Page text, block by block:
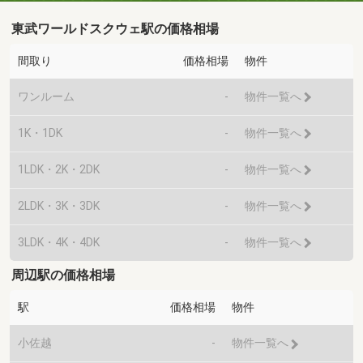
東武ワールドスクウェ駅の価格相場
間取り 価格相場 物件
ワンルーム - 物件一覧へ
1K・1DK - 物件一覧へ
1LDK・2K・2DK - 物件一覧へ
2LDK・3K・3DK - 物件一覧へ
3LDK・4K・4DK - 物件一覧へ
周辺駅の価格相場
駅 価格相場 物件
小佐越 - 物件一覧へ